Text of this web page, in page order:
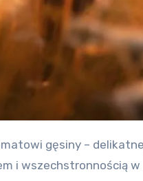
i wszechstronnością